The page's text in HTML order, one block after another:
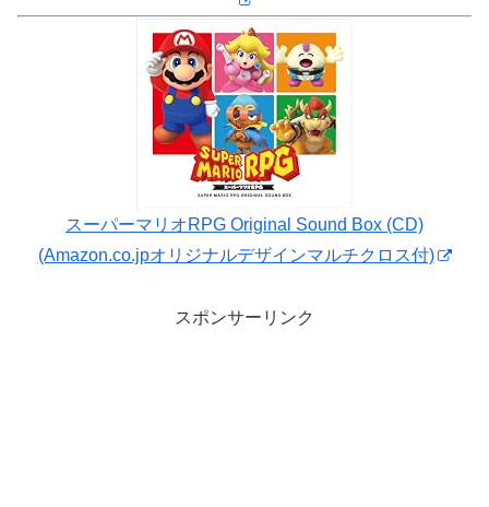
スーパーマリオRPG Original Sound Box (CD)
(Amazon.co.jpオリジナルデザインマルチクロス付)
スポンサーリンク